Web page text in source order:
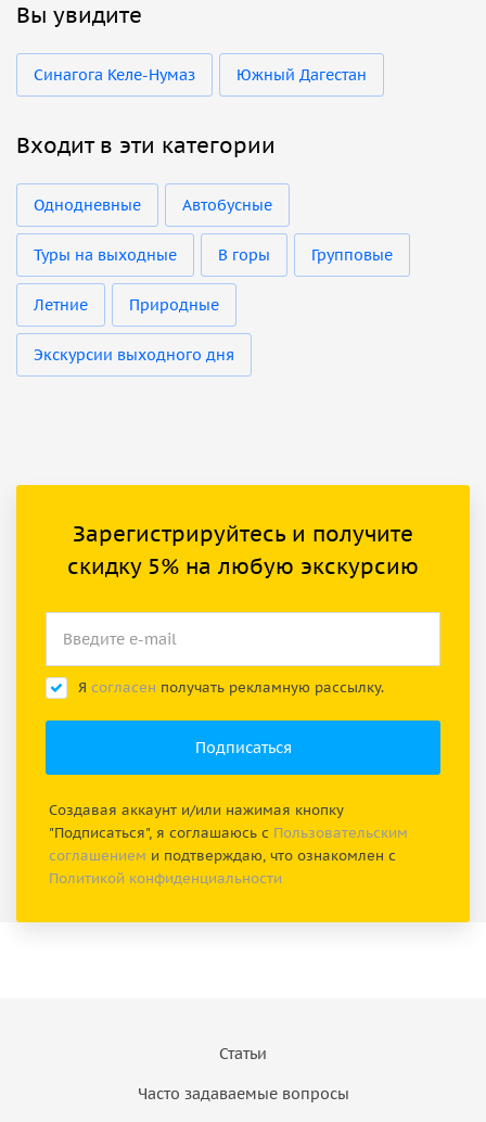
Вы увидите
Синагога Келе-Нумаз Южный Дагестан
Входит в эти категории
Однодневные Автобусные
Туры на выходные В горы Групповые
Летние Природные
Экскурсии выходного дня
Зарегистрируйтесь и получите
скидку 5% на любую экскурсию
Я согласен получать рекламную рассылку.
Создавая аккаунт и/или нажимая кнопку
"Подписаться", я соглашаюсь с Пользовательским
соглашением и подтверждаю, что ознакомлен с
Политикой конфиденциальности
Статьи
Часто задаваемые вопросы